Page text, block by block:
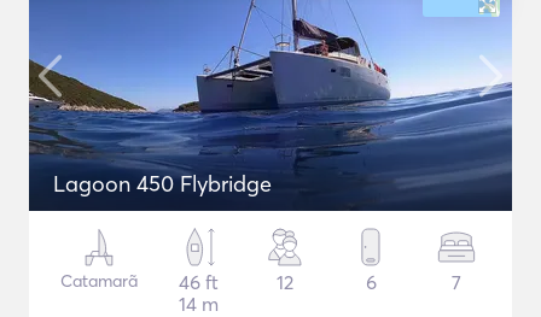
Lagoon 450 Flybridge
Catamarã
46 ft
14 m
12 6 7